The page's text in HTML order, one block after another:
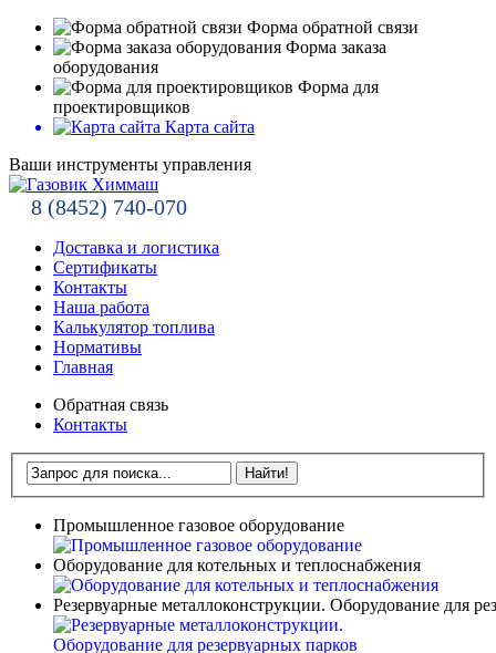
Форма обратной связи
Форма заказа
оборудования
Форма для
проектировщиков
Карта сайта
Ваши инструменты управления
8 (8452) 740-070
Доставка и логистика
Сертификаты
Контакты
Наша работа
Калькулятор топлива
Нормативы
Главная
Обратная связь
Контакты
Промышленное газовое оборудование
Оборудование для котельных и теплоснабжения
Резервуарные металлоконструкции. Оборудование для